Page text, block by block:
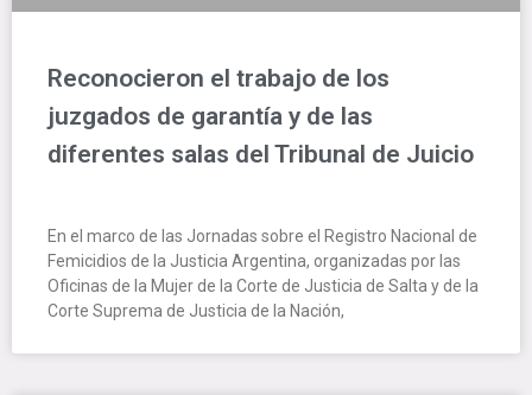
Reconocieron el trabajo de los
juzgados de garantía y de las
diferentes salas del Tribunal de Juicio
En el marco de las Jornadas sobre el Registro Nacional de
Femicidios de la Justicia Argentina, organizadas por las
Oficinas de la Mujer de la Corte de Justicia de Salta y de la
Corte Suprema de Justicia de la Nación,